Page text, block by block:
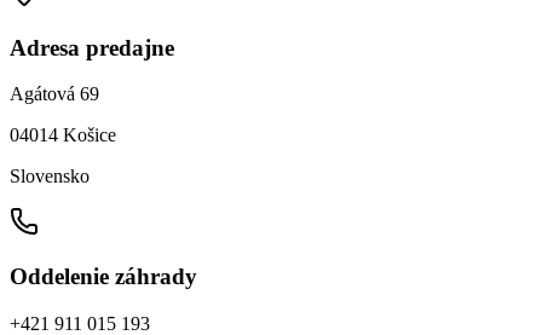
Adresa predajne
Agátová 69
04014 Košice
Slovensko
Oddelenie záhrady
+421 911 015 193